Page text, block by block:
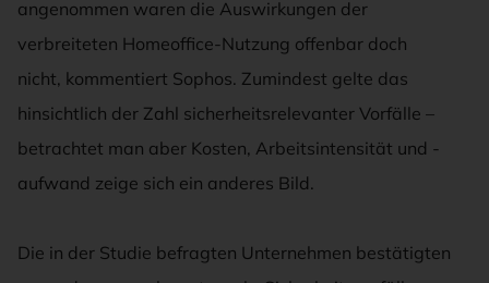
angenommen waren die Auswirkungen der
verbreiteten Homeoffice-Nutzung offenbar doch
nicht, kommentiert Sophos. Zumindest gelte das
hinsichtlich der Zahl sicherheitsrelevanter Vorfälle –
betrachtet man aber Kosten, Arbeitsintensität und -
aufwand zeige sich ein anderes Bild.
Die in der Studie befragten Unternehmen bestätigten